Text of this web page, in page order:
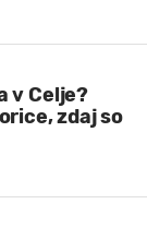
v Celje?
zdaj so